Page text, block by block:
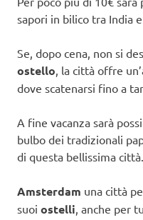
sapori in bilico tra India
Se, dopo cena, non si
ostello, la città offre
dove scatenarsi fino a
A fine vacanza sarà
bulbo dei tradizionali
di questa bellissima città.
Amsterdam una città
suoi ostelli, anche per